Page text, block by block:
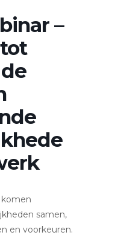
–
samen,
en voorkeuren.